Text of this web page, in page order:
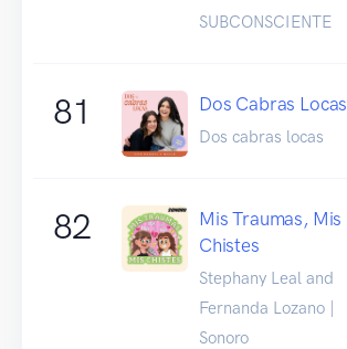
SUBCONSCIENTE
81 Dos Cabras Locas
Dos cabras locas
82
Mis Traumas, Mis
Chistes
Stephany Leal and
Fernanda Lozano |
Sonoro